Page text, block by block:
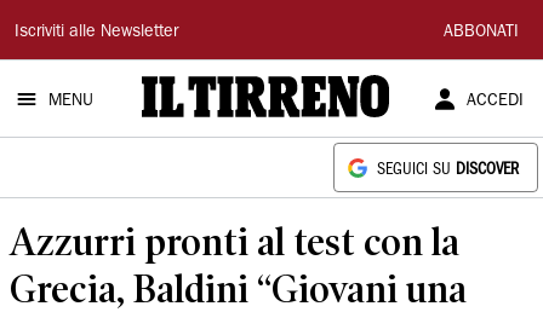
Il
Tirreno
Iscriviti alle Newsletter ABBONATI
MENU ACCEDI
SEGUICI SU DISCOVER
Azzurri pronti al test con la
Grecia, Baldini “Giovani una